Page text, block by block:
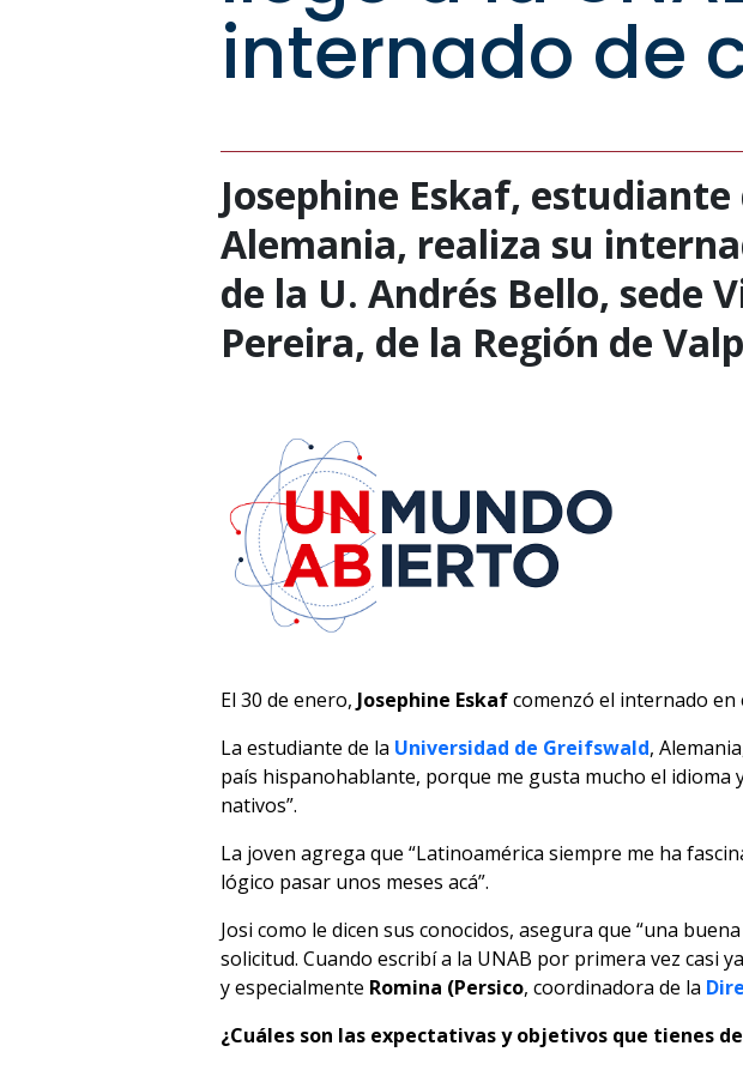
internado de
Josephine Eskaf,
Alemania, realiza su
de la U. Andrés Bello, sede
Pereira, de la Región de
El 30 de enero, Josephine Eskafcomenzó el internado en
La estudiante de la Universidad de Greifswald,
país hispanohablante, porque me gusta mucho el
nativos”.
La joven agrega que “Latinoamérica siempre me ha
lógico pasar unos meses acá”.
Josi como le dicen sus conocidos, asegura que “una
solicitud. Cuando escribí a la UNAB por primera vez casi
y especialmente Romina (Persico, coordinadora de la
¿Cuáles son las expectativas y objetivos que tienes